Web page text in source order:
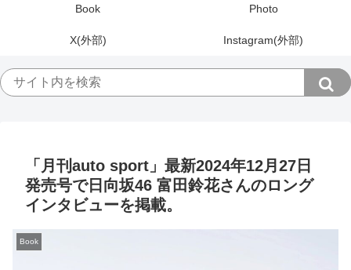
Book Photo
X(外部) Instagram(外部)
「月刊auto sport」最新2024年12月27日
発売号で日向坂46 富田鈴花さんのロング
インタビューを掲載。
Book